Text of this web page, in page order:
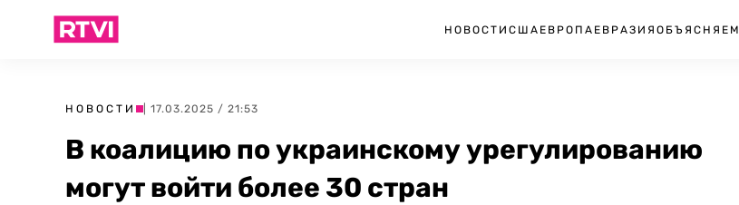
НОВОСТИ США ЕВРОПА ЕВРАЗИЯ ОБЪЯСНЯЕМ
НОВОСТИ | 17.03.2025 / 21:53
В коалицию по украинскому урегулированию
могут войти более 30 стран